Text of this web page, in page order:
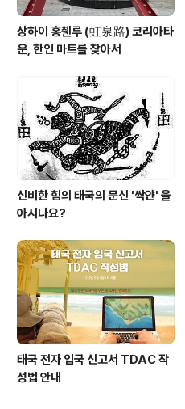
상하이 홍췐루 (虹泉路) 코리아타
운, 한인 마트를 찾아서
신비한 힘의 태국의 문신 '싹얀' 을
아시나요?
태국 전자 입국 신고서 TDAC 작
성법 안내